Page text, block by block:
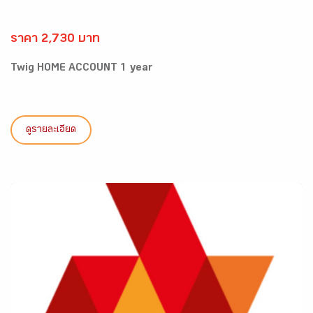
ราคา 2,730 บาท
Twig HOME ACCOUNT 1 year
ดูรายละเอียด